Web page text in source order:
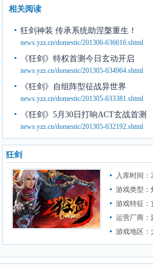
相关阅读
狂剑神装 传承系统助涅槃重生！
news.yzz.cn/domestic/201306-636616.shtml
《狂剑》特权首测今日玄动开启
news.yzz.cn/domestic/201305-634964.shtml
《狂剑》自组阵型征战异世界
news.yzz.cn/domestic/201305-633381.shtml
《狂剑》5月30日打响ACT玄战首测
news.yzz.cn/domestic/201305-632192.shtml
狂剑
入库时间：
游戏类型：
游戏特征：
运营厂商：
游戏地区：